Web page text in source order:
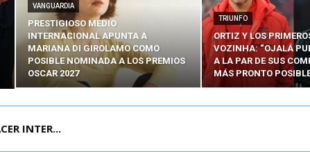
VANGUARDIA
PRESTIGIOSO MEDIO
INTERNACIONAL APUNTA A
MARIANA DI GIROLAMO COMO
POSIBLE NOMINADA A LOS PREMIOS
OSCAR 2027
TRIUNFO
ORTIZ Y LOS
VOZINHA: “OJALÁ
A LA PAR DE SUS
MÁS PRONTO
ENC...